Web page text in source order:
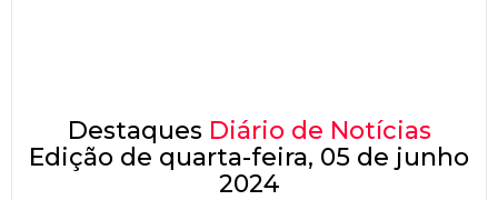
Destaques Diário de Notícias
Edição de quarta-feira, 05 de junho
2024